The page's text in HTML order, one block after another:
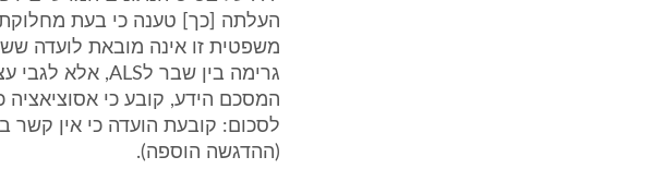
העלתה [כך] טענה כי בעת
משפטית זו אינה מובאת לועדה
המסכם הידע, קובע כי אסוציאציה
(ההדגשה הוספה).